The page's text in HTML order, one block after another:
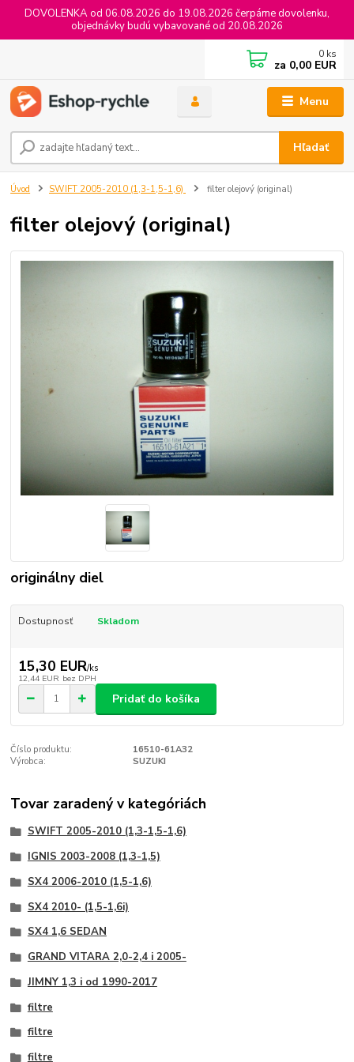
DOVOLENKA od 06.08.2026 do 19.08.2026 čerpáme dovolenku,
objednávky budú vybavované od 20.08.2026
Menu
Hľadať
0 ks
za 0,00 EUR
Úvod SWIFT 2005-2010 (1,3-1,5-1,6) filter olejový (original)
filter olejový (original)
originálny diel
Dostupnosť Skladom
15,30 EUR/ks
12,44 EUR bez DPH
Pridať do košíka
Číslo produktu:
16510-61A32
Výrobca:
SUZUKI
Tovar zaradený v kategóriách
SWIFT 2005-2010 (1,3-1,5-1,6)
IGNIS 2003-2008 (1,3-1,5)
SX4 2006-2010 (1,5-1,6)
SX4 2010- (1,5-1,6i)
SX4 1,6 SEDAN
GRAND VITARA 2,0-2,4 i 2005-
JIMNY 1,3 i od 1990-2017
filtre
filtre
filtre